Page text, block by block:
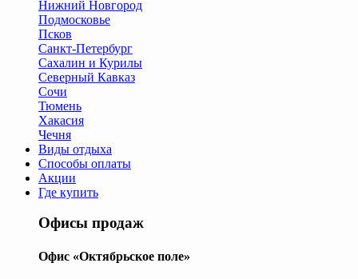
Нижний Новгород
Подмосковье
Псков
Санкт-Петербург
Сахалин и Курилы
Северный Кавказ
Сочи
Тюмень
Хакасия
Чечня
Виды отдыха
Способы оплаты
Акции
Где купить
Офисы продаж
Офис «Октябрьское поле»